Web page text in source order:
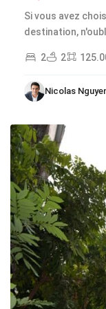
Si vous avez
destination,
2 2
Nicolas
Tay
-
West
Lake,